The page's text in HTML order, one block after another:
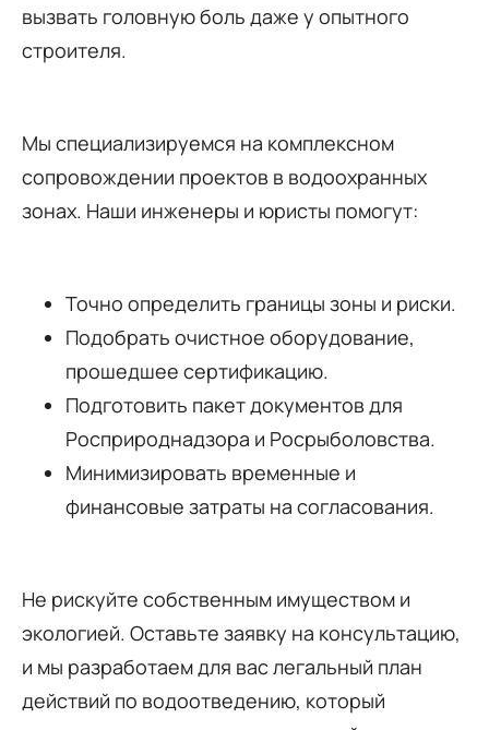
вызвать головную боль даже у опытного
строителя.
Мы специализируемся на комплексном
сопровождении проектов в водоохранных
зонах. Наши инженеры и юристы помогут:
Точно определить границы зоны и риски.
Подобрать очистное оборудование,
прошедшее сертификацию.
Подготовить пакет документов для
Росприроднадзора и Росрыболовства.
Минимизировать временные и
финансовые затраты на согласования.
Не рискуйте собственным имуществом и
экологией. Оставьте заявку на консультацию,
и мы разработаем для вас легальный план
действий по водоотведению, который